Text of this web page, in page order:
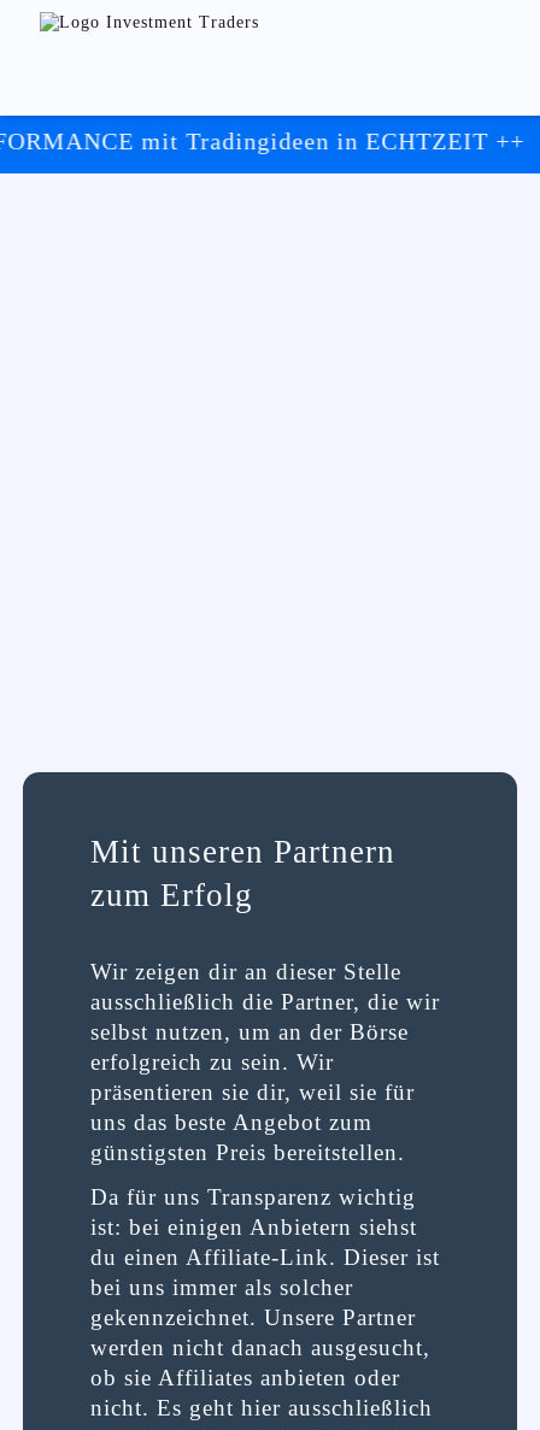
Tradingideen in ECHTZEIT ++ ++ Index
Mit unseren Partnern
zum Erfolg
Wir zeigen dir an dieser Stelle
ausschließlich die Partner, die wir
selbst nutzen, um an der Börse
erfolgreich zu sein. Wir
präsentieren sie dir, weil sie für
uns das beste Angebot zum
günstigsten Preis bereitstellen.
Da für uns Transparenz wichtig
ist: bei einigen Anbietern siehst
du einen Affiliate-Link. Dieser ist
bei uns immer als solcher
gekennzeichnet. Unsere Partner
werden nicht danach ausgesucht,
ob sie Affiliates anbieten oder
nicht. Es geht hier ausschließlich